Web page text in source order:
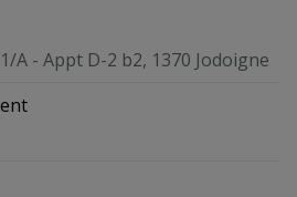
A - Appt D-2 b2, 1370 Jodoigne